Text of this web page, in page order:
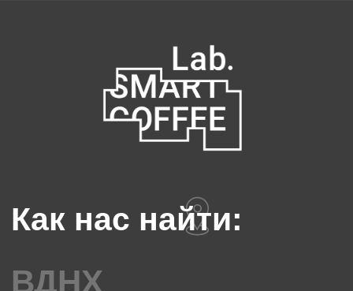
Пн-Чт с 08:00 до 20:00, Пт с 08:00 до 19:00
Пт с 08:00 до 23:00
Сб с 10:00 до 23:00, Вс с 10:00 до 21:00
МАРОСЕЙка